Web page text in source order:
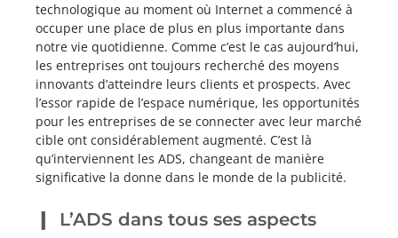
technologique au moment où Internet a commencé à
occuper une place de plus en plus importante dans
notre vie quotidienne. Comme c’est le cas aujourd’hui,
les entreprises ont toujours recherché des moyens
innovants d’atteindre leurs clients et prospects. Avec
l’essor rapide de l’espace numérique, les opportunités
pour les entreprises de se connecter avec leur marché
cible ont considérablement augmenté. C’est là
qu’interviennent les ADS, changeant de manière
significative la donne dans le monde de la publicité.
L’ADS dans tous ses aspects